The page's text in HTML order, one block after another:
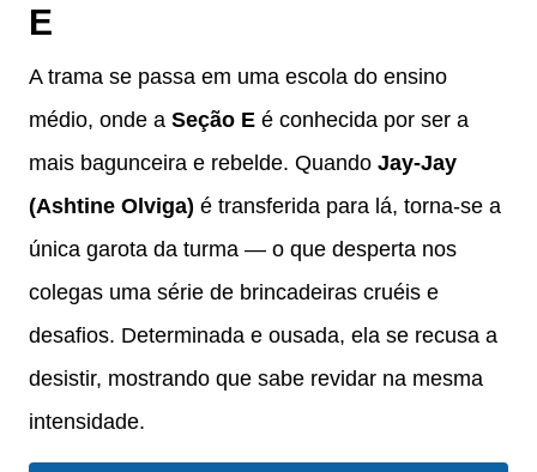
E
A trama se passa em uma escola do ensino
médio, onde a Seção E é conhecida por ser a
mais bagunceira e rebelde. Quando Jay-Jay
(Ashtine Olviga) é transferida para lá, torna-se a
única garota da turma — o que desperta nos
colegas uma série de brincadeiras cruéis e
desafios. Determinada e ousada, ela se recusa a
desistir, mostrando que sabe revidar na mesma
intensidade.